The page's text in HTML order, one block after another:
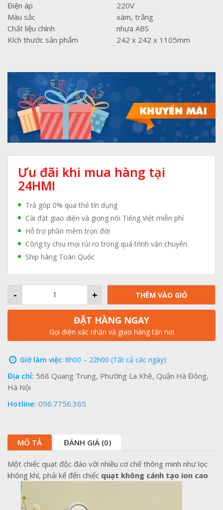
Điện áp
220V
Màu sắc
xám, trắng
Chất liệu chính
nhựa ABS
Kích thước sản phẩm
242 x 242 x 1105mm
Ưu đãi khi mua hàng tại
24HMI
Trả góp 0% qua thẻ tín dụng
Cài đặt giao diện và giọng nói Tiếng Việt miễn phí
Hỗ trợ phần mềm trọn đời
Công ty chịu mọi rủi ro trong quá trình vận chuyển
Ship hàng Toàn Quốc
+
- THÊM VÀO GIỎ
ĐẶT HÀNG NGAY
Gọi điện xác nhận và giao hàng tận nơi
Giờ làm việc: 8h00 – 22h00 (Tất cả các ngày)
Địa chỉ: 568 Quang Trung, Phường La Khê, Quận Hà Đông,
Hà Nội
Hotline: 096.7756.365
MÔ TẢ ĐÁNH GIÁ (0)
Một chiếc quạt độc đáo với nhiều cơ chế thông minh như lọc
không khí, phải kể đến chiếc quạt không cánh tạo ion cao